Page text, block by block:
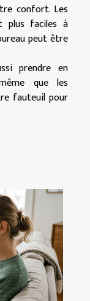
confort. Les
plus faciles à
peut être
prendre en
que les
fauteuil pour